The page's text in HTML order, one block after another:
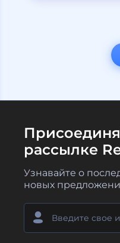
рассылке
Узнавайте о
новых